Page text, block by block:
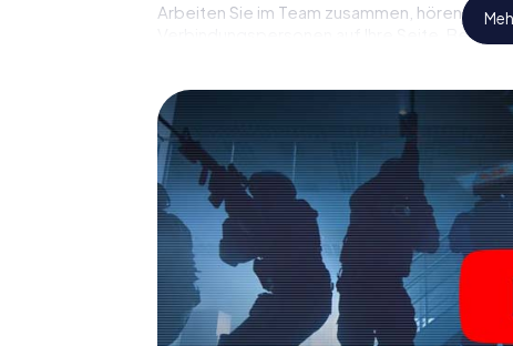
Arbeiten Sie im Team zusammen, hören Sie
Verbindungspersonen auf Ihre Seite. Bei
Team im Highscore von Mons-en-Barœul
Bildergalerie. Das myCityHunt Escape
persönlichen Erlebnisspielplatz. Holen Sie
Geheimagenten und verwandeln Sie Mons-